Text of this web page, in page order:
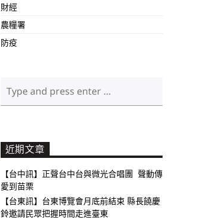
財經
農糧署
防疫
近期文章
【台中訊】正聲台中台與微光合唱團 聲動傳
愛到苗栗
【台東訊】台東博覽會月底前結束 縣長饒慶
鈴邀請民眾把握時間走進臺東